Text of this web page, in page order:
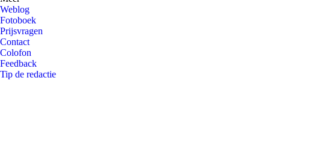
Weblog
Fotoboek
Prijsvragen
Contact
Colofon
Feedback
Tip de redactie